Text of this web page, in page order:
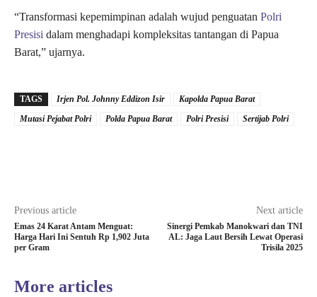
“Transformasi kepemimpinan adalah wujud penguatan Polri
Presisi dalam menghadapi kompleksitas tantangan di Papua
Barat,” ujarnya.
TAGS Irjen Pol. Johnny Eddizon Isir
Kapolda Papua Barat
Mutasi Pejabat Polri
Polda Papua Barat Polri Presisi Sertijab Polri
Previous article
Emas 24 Karat Antam Menguat:
Harga Hari Ini Sentuh Rp 1,902 Juta
per Gram
Next article
Sinergi Pemkab Manokwari dan TNI
AL: Jaga Laut Bersih Lewat Operasi
Trisila 2025
More articles